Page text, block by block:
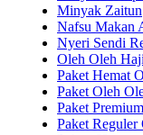
Minyak Zaitun
Nafsu Makan
Nyeri Sendi
Oleh Oleh
Paket Hemat
Paket Oleh
Paket
Paket